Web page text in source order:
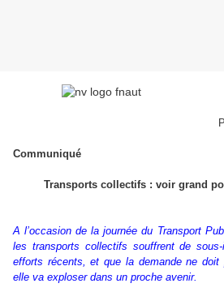
Communiqué
Transports collectifs : voir grand
A l’occasion de la journée du Transport
les transports collectifs souffrent de
efforts récents, et que la demande ne doit
elle va exploser dans un proche avenir.